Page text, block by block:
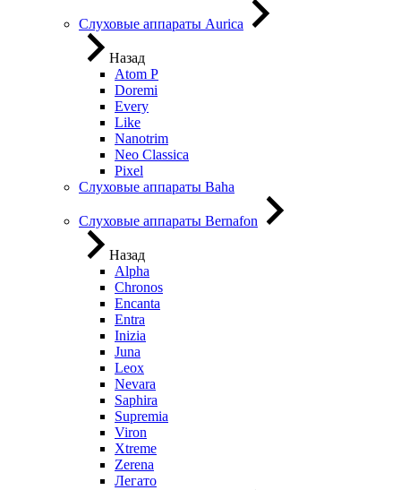
Слуховые аппараты Aurica
Назад
Atom P
Doremi
Every
Like
Nanotrim
Neo Classica
Pixel
Слуховые аппараты Baha
Слуховые аппараты Bernafon
Назад
Alpha
Chronos
Encanta
Entra
Inizia
Juna
Leox
Nevara
Saphira
Supremia
Viron
Xtreme
Zerena
Легато